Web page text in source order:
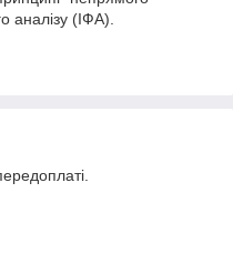
аналізу (ІФА).